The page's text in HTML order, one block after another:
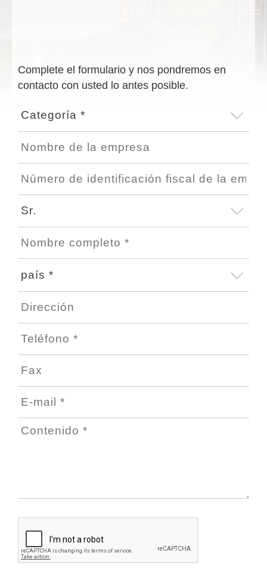
Complete el formulario y nos pondremos en
contacto con usted lo antes posible.